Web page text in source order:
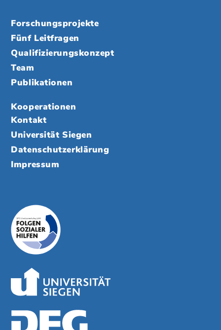
Forschungsprojekte
Fünf Leitfragen
Qualifizierungskonzept
Team
Publikationen
Kooperationen
Kontakt
Universität Siegen
Datenschutzerklärung
Impressum